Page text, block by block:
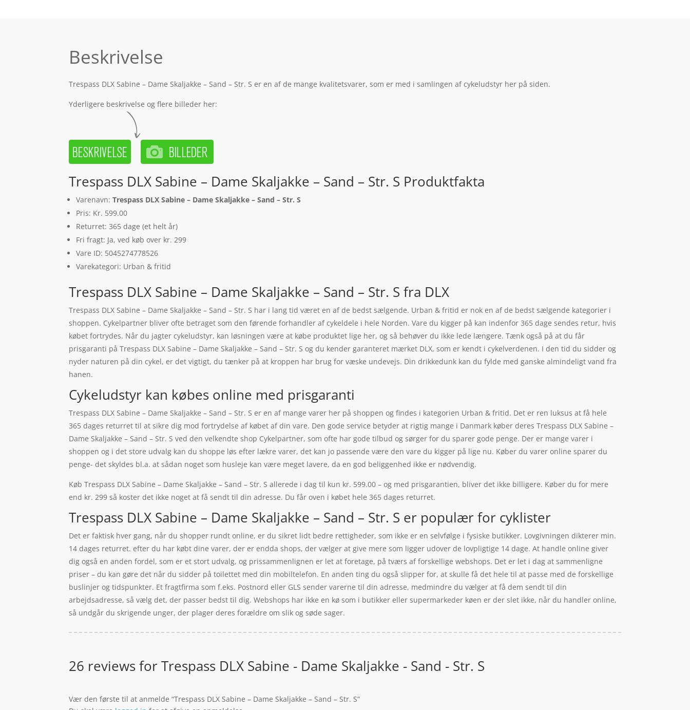
Beskrivelse
Trespass DLX Sabine – Dame Skaljakke – Sand – Str. S er en af de mange kvalitetsvarer, som er med i samlingen af cykeludstyr her på siden.
Yderligere beskrivelse og flere billeder her:
Trespass DLX Sabine – Dame Skaljakke – Sand – Str. S Produktfakta
Varenavn:Trespass DLX Sabine – Dame Skaljakke – Sand – Str. S
Pris: Kr. 599.00
Returret: 365 dage (et helt år)
Fri fragt: Ja, ved køb over kr. 299
Vare ID: 5045274778526
Varekategori: Urban & fritid
Trespass DLX Sabine – Dame Skaljakke – Sand – Str. S fra DLX
Trespass DLX Sabine – Dame Skaljakke – Sand – Str. S har i lang tid været en af de bedst sælgende. Urban & fritid er nok en af de bedst sælgende kategorier i
shoppen. Cykelpartner bliver ofte betraget som den førende forhandler af cykeldele i hele Norden. Vare du kigger på kan indenfor 365 dage sendes retur, hvis
købet fortrydes. Når du jagter cykeludstyr, kan løsningen være at købe produktet lige her, og så behøver du ikke lede længere. Tænk også på at du får
prisgaranti på Trespass DLX Sabine – Dame Skaljakke – Sand – Str. S og du kender garanteret mærket DLX, som er kendt i cykelverdenen. I den tid du sidder og
nyder naturen på din cykel, er det vigtigt, du tænker på at kroppen har brug for væske undevejs. Din drikkedunk kan du fylde med ganske almindeligt vand fra
hanen.
Cykeludstyr kan købes online med prisgaranti
Trespass DLX Sabine – Dame Skaljakke – Sand – Str. S er en af mange varer her på shoppen og findes i kategorien Urban & fritid. Det er ren luksus at få hele
365 dages returret til at sikre dig mod fortrydelse af købet af din vare. Den gode service betyder at rigtig mange i Danmark køber deres Trespass DLX Sabine –
Dame Skaljakke – Sand – Str. S ved den velkendte shop Cykelpartner, som ofte har gode tilbud og sørger for du sparer gode penge. Der er mange varer i
shoppen og i det store udvalg kan du shoppe løs efter lækre varer, det kan jo passende være den vare du kigger på lige nu. Køber du varer online sparer du
penge- det skyldes bl.a. at sådan noget som husleje kan være meget lavere, da en god beliggenhed ikke er nødvendig.
Køb Trespass DLX Sabine – Dame Skaljakke – Sand – Str. S allerede i dag til kun kr. 599.00 – og med prisgarantien, bliver det ikke billigere. Køber du for mere
end kr. 299 så koster det ikke noget at få sendt til din adresse. Du får oven i købet hele 365 dages returret.
Trespass DLX Sabine – Dame Skaljakke – Sand – Str. S er populær for cyklister
Det er faktisk hver gang, når du shopper rundt online, er du sikret lidt bedre rettigheder, som ikke er en selvfølge i fysiske butikker. Lovgivningen dikterer min.
14 dages returret. efter du har købt dine varer, der er endda shops, der vælger at give mere som ligger udover de lovpligtige 14 dage. At handle online giver
dig også en anden fordel, som er et stort udvalg, og prissammenlignen er let at foretage, på tværs af forskellige webshops. Det er let i dag at sammenligne
priser – du kan gøre det når du sidder på toilettet med din mobiltelefon. En anden ting du også slipper for, at skulle få det hele til at passe med de forskellige
buslinjer og tidspunkter. Et fragtfirma som f.eks. Postnord eller GLS sender varerne til din adresse, medmindre du vælger at få dem sendt til din
arbejdsadresse, så vælg det, der passer bedst til dig. Webshops har ikke en kø som i butikker eller supermarkeder køen er der slet ikke, når du handler online,
så undgår du skrigende unger, der plager deres forældre om slik og søde sager.
26 reviews forTrespass DLX Sabine - Dame Skaljakke - Sand - Str. S
Vær den første til at anmelde “Trespass DLX Sabine – Dame Skaljakke – Sand – Str. S”